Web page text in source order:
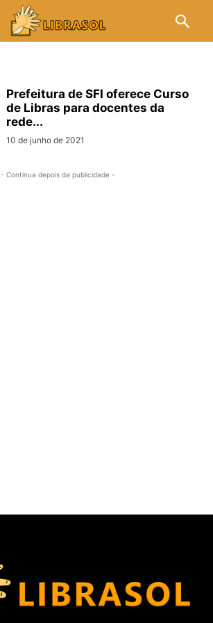
Prefeitura de SFI oferece Curso
de Libras para docentes da
rede...
10 de junho de 2021
- Continua depois da publicidade -